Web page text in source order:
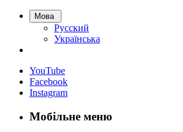
Мова
Русский
Українська
YouTube
Facebook
Instagram
Мобільне меню